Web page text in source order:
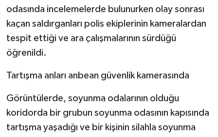
odasında incelemelerde bulunurken olay sonrası
kaçan saldırganları polis ekiplerinin kameralardan
tespit ettiği ve ara çalışmalarının sürdüğü
öğrenildi.
Tartışma anları anbean güvenlik kamerasında
Görüntülerde, soyunma odalarının olduğu
koridorda bir grubun soyunma odasının kapısında
tartışma yaşadığı ve bir kişinin silahla soyunma